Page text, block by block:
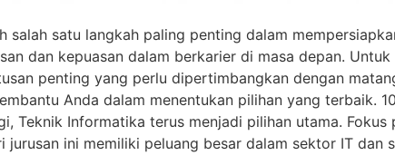
salah satu langkah paling penting dalam
dan kepuasan dalam berkarier di masa depan.
penting yang perlu dipertimbangkan dengan
Anda dalam menentukan pilihan yang terbaik.
Teknik Informatika terus menjadi pilihan utama.
jurusan ini memiliki peluang besar dalam sektor IT